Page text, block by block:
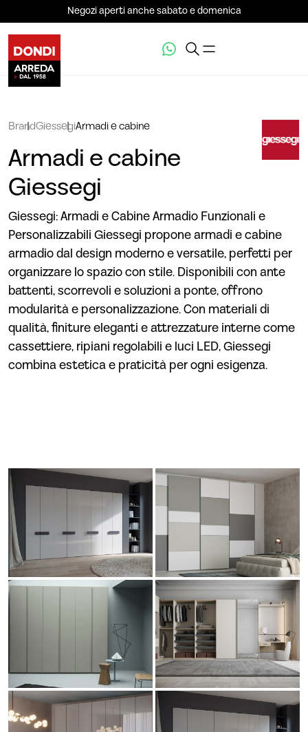
Negozi aperti anche sabato e domenica
BrandGiessegiArmadi e cabine
Armadi e cabine
Giessegi
Giessegi: Armadi e Cabine Armadio Funzionali e
Personalizzabili Giessegi propone armadi e cabine
armadio dal design moderno e versatile, perfetti per
organizzare lo spazio con stile. Disponibili con ante
battenti, scorrevoli e soluzioni a ponte, offrono
modularità e personalizzazione. Con materiali di
qualità, finiture eleganti e attrezzature interne come
cassettiere, ripiani regolabili e luci LED, Giessegi
combina estetica e praticità per ogni esigenza.